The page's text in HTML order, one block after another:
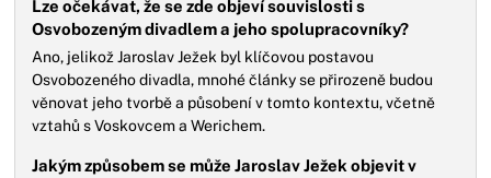
Lze očekávat, že se zde objeví souvislosti s
Osvobozeným divadlem a jeho spolupracovníky?
Ano, jelikož Jaroslav Ježek byl klíčovou postavou
Osvobozeného divadla, mnohé články se přirozeně budou
věnovat jeho tvorbě a působení v tomto kontextu, včetně
vztahů s Voskovcem a Werichem.
Jakým způsobem se může Jaroslav Ježek objevit v